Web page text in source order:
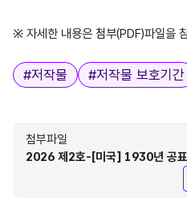
※ 자세한 내용은 첨부(PDF)파일을
태그
#저작물 #저작물 보호기간
첨부파일
2026 제2호-[미국] 1930년 공
공표 후 95년이 지나 보호기간 만